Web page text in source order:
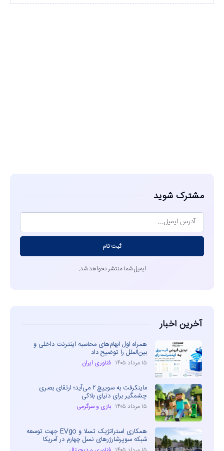
مشترک شوید
ثبت نام
ایمیل شما منتشر نخواهد شد.
آخرین اخبار
همراه اول ابهام‌های محاسبه اینترنت داخلی و
بین‌الملل را توضیح داد
۱۵ مرداد ۱۴۰۵ فناوری ایران
ماینکرفت به سوییچ ۲ می‌آید؛ ارتقای بصری
چشمگیر برای دنیای بلاکی
۱۵ مرداد ۱۴۰۵ بازی و سرگرمی
همکاری استراتژیک تسلا و EVgo جهت توسعه
شبکه سوپرشارژرهای نسل چهارم در آمریکا